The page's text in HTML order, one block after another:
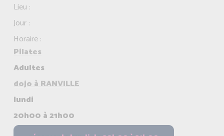
Lieu :
Jour :
Horaire :
Pilates
Adultes
dojo à RANVILLE
lundi
20h00 à 21h00